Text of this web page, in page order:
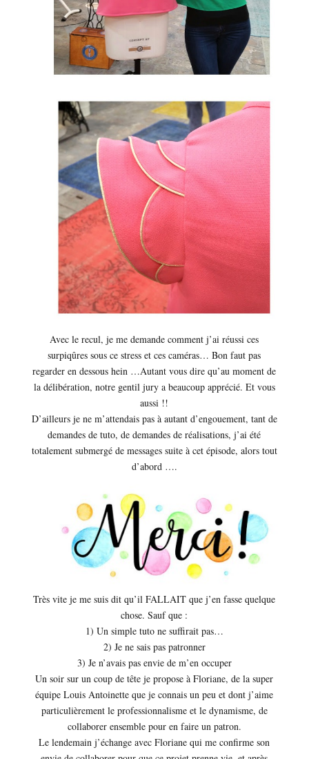
Avec le recul, je me demande comment j’ai réussi ces
surpiqûres sous ce stress et ces caméras… Bon faut pas
regarder en dessous hein …Autant vous dire qu’au moment de
la délibération, notre gentil jury a beaucoup apprécié. Et vous
aussi !!
D’ailleurs je ne m’attendais pas à autant d’engouement, tant de
demandes de tuto, de demandes de réalisations, j’ai été
totalement submergé de messages suite à cet épisode, alors tout
d’abord ….
Très vite je me suis dit qu’il FALLAIT que j’en fasse quelque
chose. Sauf que :
1) Un simple tuto ne suffirait pas…
2) Je ne sais pas patronner
3) Je n’avais pas envie de m’en occuper
Un soir sur un coup de tête je propose à Floriane, de la super
équipe Louis Antoinette que je connais un peu et dont j’aime
particulièrement le professionnalisme et le dynamisme, de
collaborer ensemble pour en faire un patron.
Le lendemain j’échange avec Floriane qui me confirme son